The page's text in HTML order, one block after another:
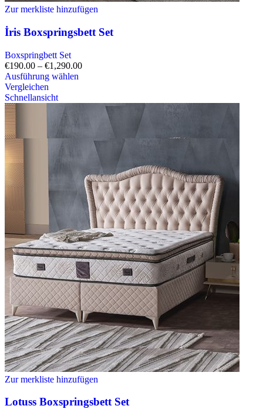
Zur merkliste hinzufügen
İris Boxspringsbett Set
Boxspringbett Set
€190.00 – €1,290.00
Ausführung wählen
Vergleichen
Schnellansicht
Zur merkliste hinzufügen
Lotuss Boxspringsbett Set